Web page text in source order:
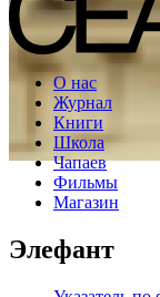
О нас
Журнал
Книги
Школа
Чапаев
Фильмы
Магазин
Элефант